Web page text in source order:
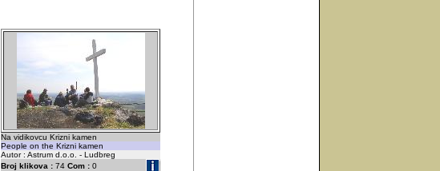
Na vidikovcu Krizni kamen
People on the Krizni kamen
Autor : Astrum d.o.o. - Ludbreg
Broj klikova : 74 Com : 0